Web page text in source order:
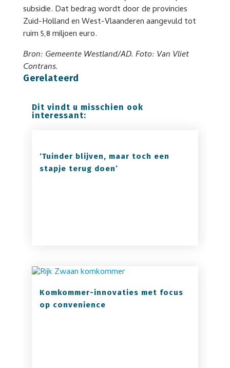
subsidie. Dat bedrag wordt door de provincies
Zuid-Holland en West-Vlaanderen aangevuld tot
ruim 5,8 miljoen euro.
Bron: Gemeente Westland/AD. Foto: Van Vliet
Contrans.
Gerelateerd
Dit vindt u misschien ook
interessant:
‘Tuinder blijven, maar toch een
stapje terug doen’
Komkommer-innovaties met focus
op convenience